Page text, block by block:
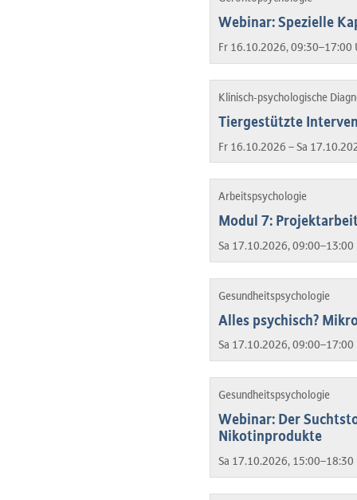
Webinar: Spezielle
Fr 16.10.2026, 09:30–17:00
Klinisch-psychologische
Tiergestützte
Fr 16.10.2026 – Sa
Arbeitspsychologie
Modul 7:
Sa 17.10.2026,
Gesundheitspsychologie
Alles psychisch?
Sa 17.10.2026,
Gesundheitspsychologie
Webinar: Der
Nikotinprodukte
Sa 17.10.2026,